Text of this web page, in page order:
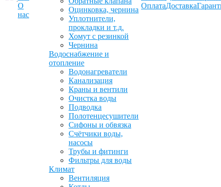
О
нас
Оцинковка, чернина
Уплотнители,
прокладки и т.д.
Хомут с резинкой
Чернина
Водоснабжение и
отопление
Водонагреватели
Канализация
Краны и вентили
Очистка воды
Подводка
Полотенцесушители
Сифоны и обвязка
Счётчики воды,
насосы
Трубы и фитинги
Фильтры для воды
Климат
Вентиляция
ОплатаДоставка